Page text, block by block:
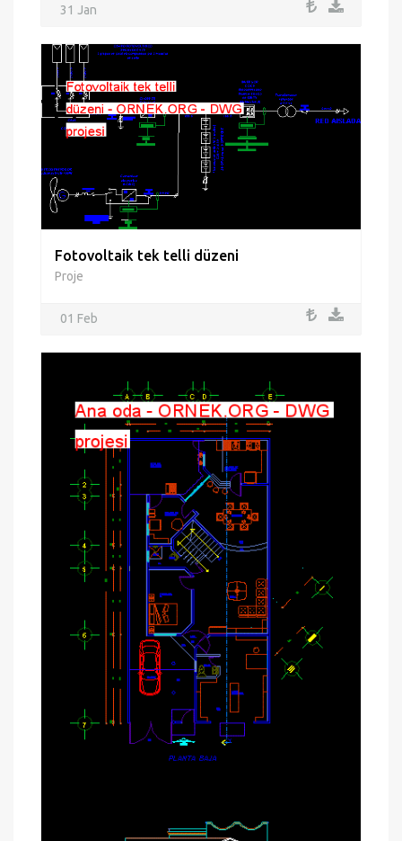
31 Jan
Fotovoltaik tek telli düzeni
Proje
01 Feb